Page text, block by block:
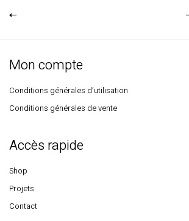
Mon compte
Conditions générales d’utilisation
Conditions générales de vente
Accès rapide
Shop
Projets
Contact